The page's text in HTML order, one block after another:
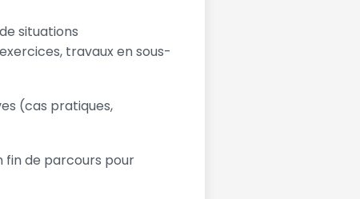
situations
travaux en sous-
(cas pratiques,
fin de parcours pour